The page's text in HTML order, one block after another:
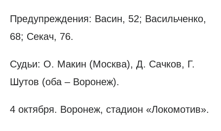
Предупреждения: Васин, 52; Васильченко,
68; Секач, 76.
Судьи: О. Макин (Москва), Д. Сачков, Г.
Шутов (оба – Воронеж).
4 октября. Воронеж, стадион «Локомотив».